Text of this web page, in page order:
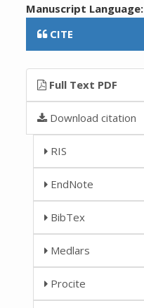
Manuscript Language:
CITE
Full Text PDF
Download citation
RIS
EndNote
BibTex
Medlars
Procite